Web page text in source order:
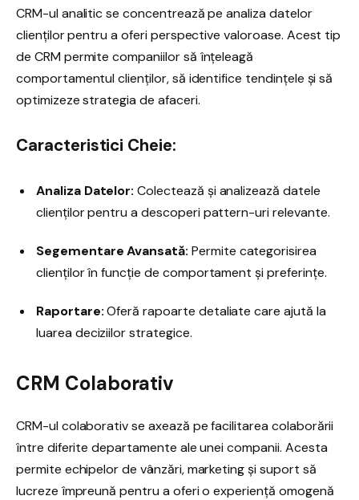
CRM-ul analitic se concentrează pe analiza datelor
clienților pentru a oferi perspective valoroase. Acest tip
de CRM permite companiilor să înțeleagă
comportamentul clienților, să identifice tendințele și să
optimizeze strategia de afaceri.
Caracteristici Cheie:
Analiza Datelor: Colectează și analizează datele
clienților pentru a descoperi pattern-uri relevante.
Segementare Avansată: Permite categorisirea
clienților în funcție de comportament și preferințe.
Raportare:Oferă rapoarte detaliate care ajută la
luarea deciziilor strategice.
CRM Colaborativ
CRM-ul colaborativ se axează pe facilitarea colaborării
între diferite departamente ale unei companii. Acesta
permite echipelor de vânzări, marketing și suport să
lucreze împreună pentru a oferi o experiență omogenă